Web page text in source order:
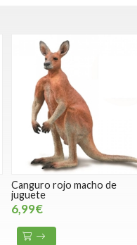
Cordero de juguete Mojo
3,65€